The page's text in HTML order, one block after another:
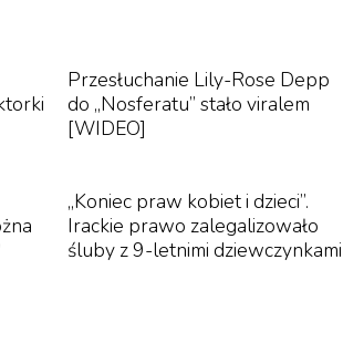
Kontrast pomiędzy jej ruchami, jej
imponujący niż to, co sobie
nowy poziom. W pewnym
Forget w rozmowie z
oraz poruszający się statek.
Przesłuchanie Lily-Rose Depp
do „Nosferatu” stało viralem
[WIDEO]
„Koniec praw kobiet i dzieci”.
Irackie prawo zalegalizowało
śluby z 9-letnimi dziewczynkami